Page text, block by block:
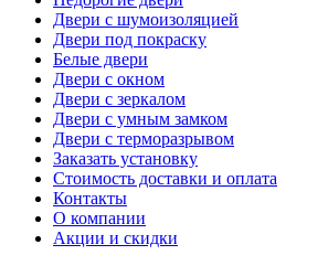
Двери с шумоизоляцией
Двери под покраску
Белые двери
Двери с окном
Двери с зеркалом
Двери с умным замком
Двери с терморазрывом
Заказать установку
Стоимость доставки и оплата
Контакты
О компании
Акции и скидки